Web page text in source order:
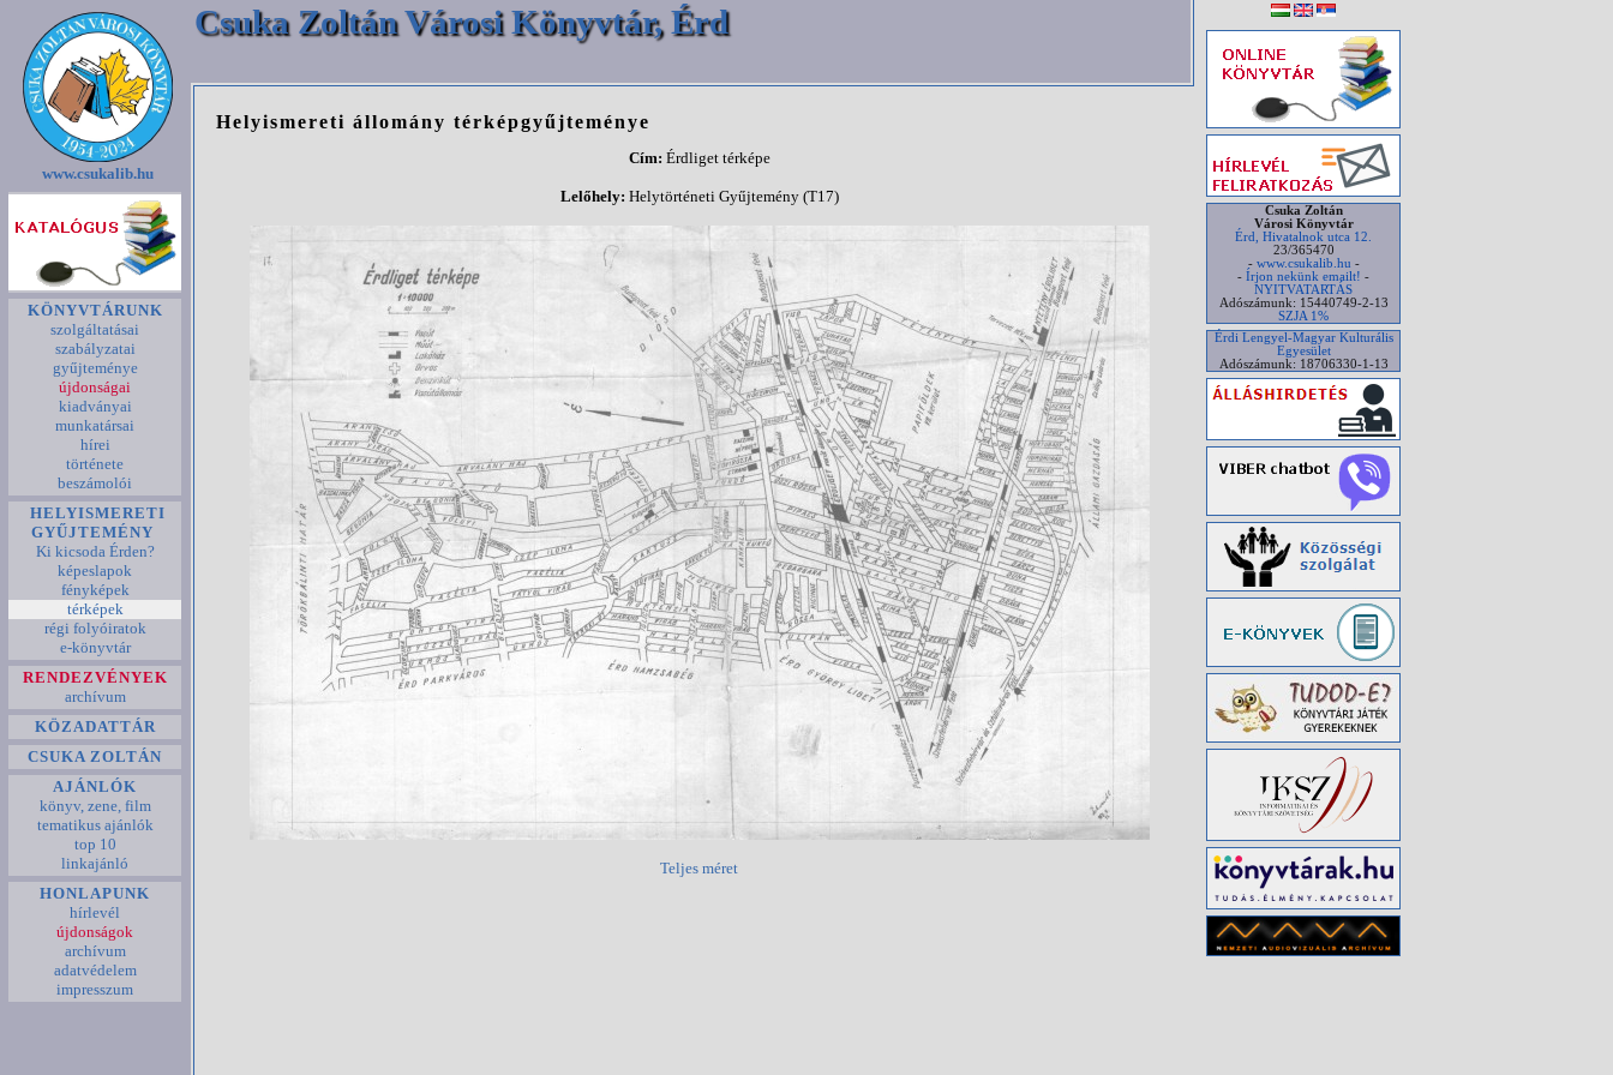
Csuka Zoltán Városi Könyvtár, Érd
www.csukalib.hu
KÖNYVTÁRUNK
szolgáltatásai
szabályzatai
gyűjteménye
újdonságai
kiadványai
munkatársai
hírei
története
beszámolói
HELYISMERETI
GYŰJTEMÉNY
Ki kicsoda Érden?
képeslapok
fényképek
térképek
régi folyóiratok
e-könyvtár
RENDEZVÉNYEK
archívum
KÖZADATTÁR
CSUKA ZOLTÁN
AJÁNLÓK
könyv, zene, film
tematikus ajánlók
top 10
linkajánló
HONLAPUNK
hírlevél
újdonságok
archívum
adatvédelem
impresszum
Helyismereti állomány térképgyűjteménye
Cím: Érdliget térképe
Lelőhely: Helytörténeti Gyűjtemény (T17)
Teljes méret
Csuka Zoltán
Városi Könyvtár
Érd, Hivatalnok utca 12.
23/365470
- www.csukalib.hu -
- Írjon nekünk emailt! -
NYITVATARTÁS
Adószámunk: 15440749-2-13
SZJA 1%
Érdi Lengyel-Magyar Kulturális
Egyesület
Adószámunk: 18706330-1-13